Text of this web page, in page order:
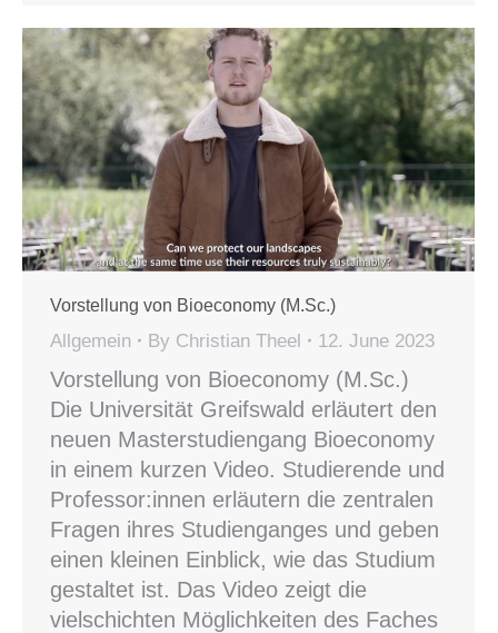
Vorstellung von Bioeconomy (M.Sc.)
Allgemein By Christian Theel 12. June 2023
Vorstellung von Bioeconomy (M.Sc.)
Die Universität Greifswald erläutert den
neuen Masterstudiengang Bioeconomy
in einem kurzen Video. Studierende und
Professor:innen erläutern die zentralen
Fragen ihres Studienganges und geben
einen kleinen Einblick, wie das Studium
gestaltet ist. Das Video zeigt die
vielschichten Möglichkeiten des Faches